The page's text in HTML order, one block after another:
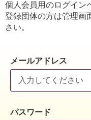
個人会員用のログイン
登録団体の方は管理画
さい。
メールアドレス
パスワード